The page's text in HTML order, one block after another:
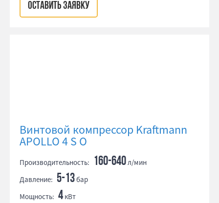
ОСТАВИТЬ ЗАЯВКУ
Винтовой компрессор Kraftmann
APOLLO 4 S O
Производительность: 160-640л/мин
Давление: 5-13бар
Мощность: 4 кВт